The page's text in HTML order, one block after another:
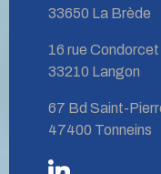
33650 La Brède
16 rue Condorcet
33210 Langon
67 Bd Saint-
47400 Tonneins